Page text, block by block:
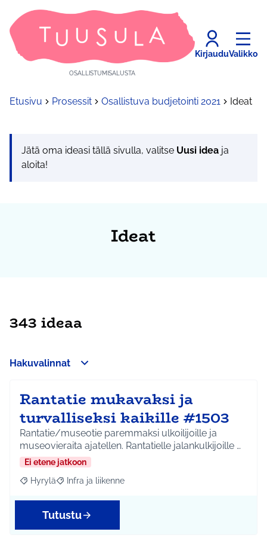
OSALLISTUMISALUSTA
KirjauduValikko
Etusivu Prosessit Osallistuva budjetointi 2021 Ideat
Jätä oma ideasi tällä sivulla, valitse Uusi idea ja
aloita!
Ideat
343 ideaa
Hakuvalinnat
Rantatie mukavaksi ja
turvalliseksi kaikille #1503
Rantatie/museotie paremmaksi ulkoilijoille ja
museovieraita ajatellen. Rantatielle jalankulkijoille …
Ei etene jatkoon
Rajaa tulokset aihepiirin mukaan: Hyrylä
Hyrylä Rajaa tulokset teeman mukaan: Infra ja liikenne
Infra ja liikenne
Tutustu